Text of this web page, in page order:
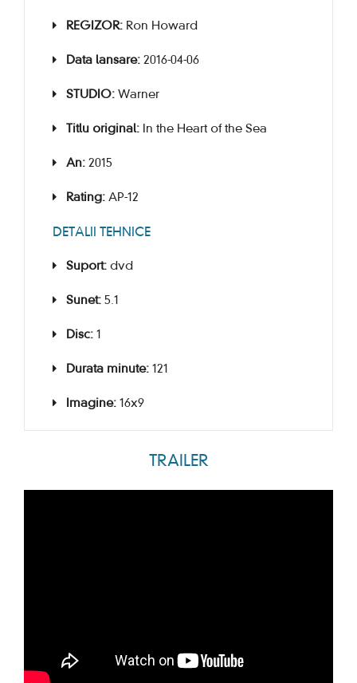
REGIZOR: Ron Howard
Data lansare: 2016-04-06
STUDIO: Warner
Titlu original: In the Heart of the Sea
An: 2015
Rating: AP-12
DETALII TEHNICE
Suport: dvd
Sunet: 5.1
Disc: 1
Durata minute: 121
Imagine: 16x9
TRAILER